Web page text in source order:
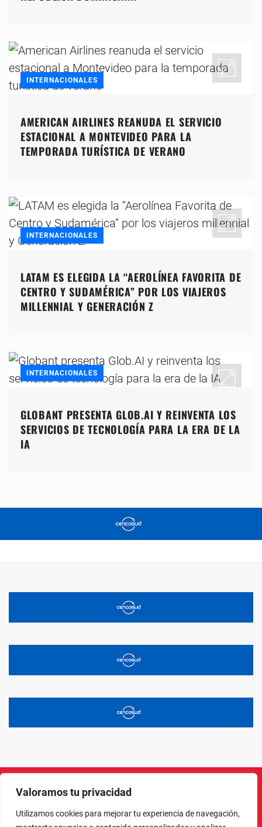
Valoramos tu privacidad
Utilizamos cookies para mejorar tu experiencia de navegación,
INTERNACIONALES
AMERICAN AIRLINES REANUDA EL SERVICIO
ESTACIONAL A MONTEVIDEO PARA LA
TEMPORADA TURÍSTICA DE VERANO
INTERNACIONALES
LATAM ES ELEGIDA LA “AEROLÍNEA FAVORITA DE
CENTRO Y SUDAMÉRICA” POR LOS VIAJEROS
MILLENNIAL Y GENERACIÓN Z
INTERNACIONALES
GLOBANT PRESENTA GLOB.AI Y REINVENTA LOS
SERVICIOS DE TECNOLOGÍA PARA LA ERA DE LA
IA
InstagramFacebook
X